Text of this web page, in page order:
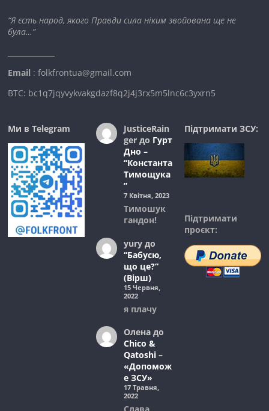
“Я єсть народ, якого Правди сила ніким звойована ще не
була…”
Email : folkfrontua@gmail.com
BTC: bc1q7jqyvykvakgdazf8q2j4j3rx5m5lnc6c3yxrn5
Ми в Telegram
JusticeRain
gerдо Гурт
Дно –
“Константа
Тимощука
”
7 Квітня, 2023
Тимошук
гандон!
yuryдо
“Бабусю,
що це?”
(Вірш)
15 Червня,
2022
я плачу
Оленадо
Chico &
Qatoshi –
«Допомож
е ЗСУ»
17 Травня,
2022
Підтримати ЗСУ:
Підтримати
проєкт: